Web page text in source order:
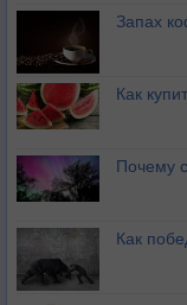
Запах
Как
Почему
Как